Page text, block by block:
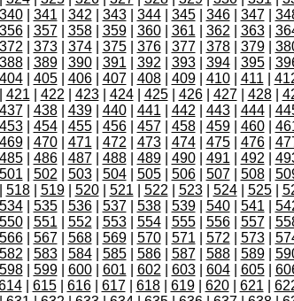
340| 341 342 343| 344| 345| 346| 347|
356| 357| 358| 359| 360| 361 362 363|
372 373| 374| 375| 376| 377| 378| 379|
388| 389| 390| 391 392 393| 394| 395|
404| 405| 406| 407| 408| 409| 410| 411
421 422 423| 424| 425| 426| 427| 428|
437| 438| 439| 440| 441 442 443| 444|
453| 454| 455| 456| 457| 458| 459| 460|
469| 470| 471 472 473| 474| 475| 476|
485| 486| 487| 488| 489| 490| 491 492
501 502 503| 504| 505| 506| 507| 508|
518| 519| 520| 521 522 523| 524| 525|
534| 535| 536| 537| 538| 539| 540| 541
550| 551 552 553| 554| 555| 556| 557|
566| 567| 568| 569| 570| 571 572 573|
582 583| 584| 585| 586| 587| 588| 589|
598| 599| 600| 601 602 603| 604| 605|
| 615| 616| 617| 618| 619| 620| 621